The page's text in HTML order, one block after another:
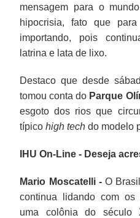
mensagem para o
hipocrisia, fato que
importando, pois
latrina e lata de lixo.
Destaco que desde
tomou conta do Parque
esgoto dos rios que
típico high tech do modelo
IHU On-Line - Deseja
Mario Moscatelli -O
continua lidando com os
uma colônia do século